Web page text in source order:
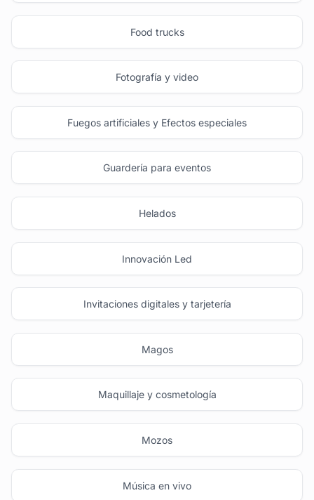
Food trucks
Fotografía y video
Fuegos artificiales y Efectos especiales
Guardería para eventos
Helados
Innovación Led
Invitaciones digitales y tarjetería
Magos
Maquillaje y cosmetología
Mozos
Música en vivo